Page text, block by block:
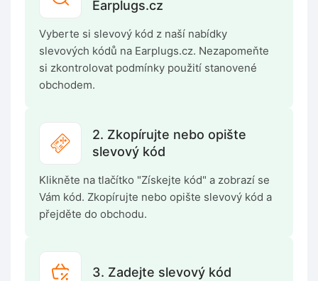
Earplugs.cz
Vyberte si slevový kód z naší nabídky
slevových kódů na Earplugs.cz. Nezapomeňte
si zkontrolovat podmínky použití stanovené
obchodem.
2. Zkopírujte nebo opište
slevový kód
Klikněte na tlačítko "Získejte kód" a zobrazí se
Vám kód. Zkopírujte nebo opište slevový kód a
přejděte do obchodu.
3. Zadejte slevový kód